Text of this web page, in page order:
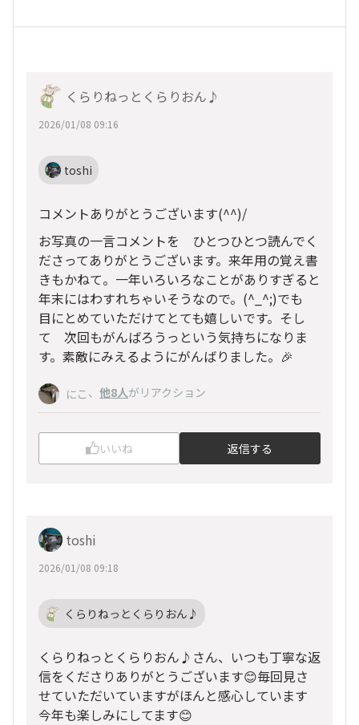
くらりねっとくらりおん♪
2026/01/08 09:16
toshi
コメントありがとうございます(^^)/
お写真の一言コメントを ひとつひとつ読んでく
ださってありがとうございます。来年用の覚え書
きもかねて。一年いろいろなことがありすぎると
年末にはわすれちゃいそうなので。(^_^;)でも
目にとめていただけてとても嬉しいです。そし
て 次回もがんばろうっという気持ちになりま
す。素敵にみえるようにがんばりました。🎉
にこ 、 他8人がリアクション
いいね 返信する
toshi
2026/01/08 09:18
くらりねっとくらりおん♪
くらりねっとくらりおん♪さん、いつも丁寧な返
信をくださりありがとうございます😊毎回見さ
せていただいていますがほんと感心しています
今年も楽しみにしてます😊